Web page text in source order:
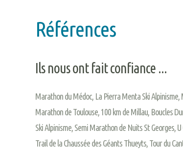
Références
Ils nous ont fait confiance ...
Marathon du Médoc, La Pierra Menta Ski Alpinisme,
Marathon de Toulouse, 100 km de Millau, Boucles
Ski Alpinisme, Semi Marathon de Nuits St Georges,
Trail de la Chaussée des Géants Thueyts, Tour du